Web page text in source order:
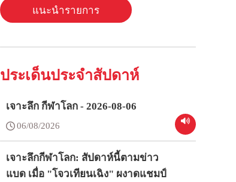
แนะนำรายการ
ประเด็นประจำสัปดาห์
เจาะลึก กีฬาโลก - 2026-08-06
06/08/2026
เจาะลึกกีฬาโลก: สัปดาห์นี้ตามข่าว
แบด เมื่อ "โจวเทียนเฉิง" ผงาดแชมป์